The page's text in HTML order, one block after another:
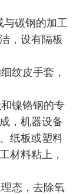
与碳钢的加工
，设有隔板
纹皮手套，
和镍铬钢的专
，机器设备
纸板或塑料
材料粘上，
态，去除氧